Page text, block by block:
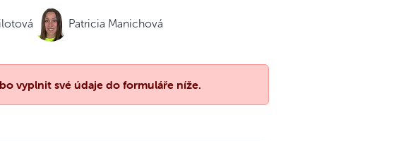
Patricia Manichová
vyplnit své údaje do formuláře níže.